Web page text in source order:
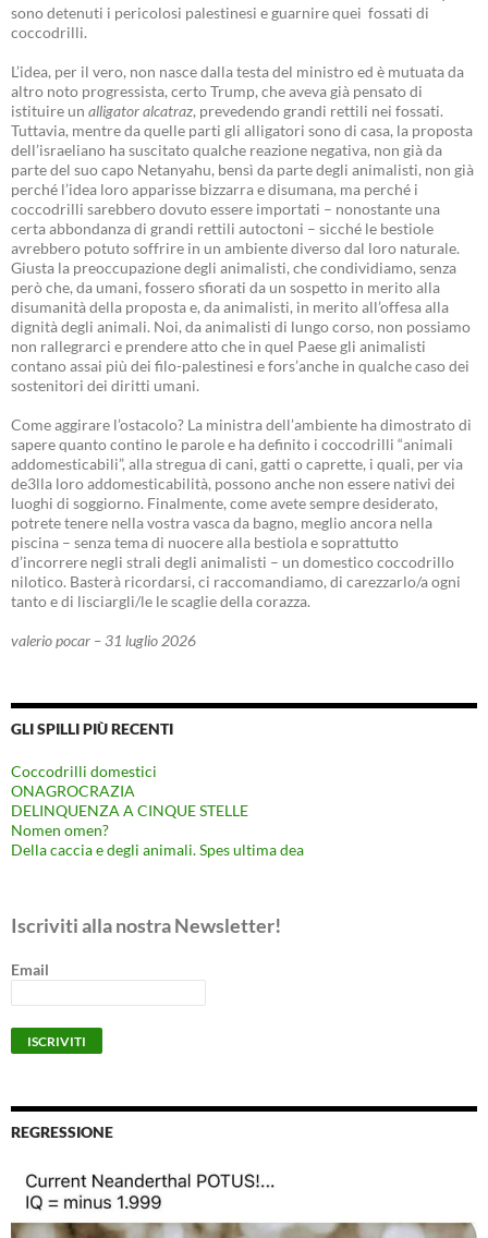
sono detenuti i pericolosi palestinesi e guarnire quei fossati di
coccodrilli.
L’idea, per il vero, non nasce dalla testa del ministro ed è mutuata da
altro noto progressista, certo Trump, che aveva già pensato di
istituire un alligator alcatraz, prevedendo grandi rettili nei fossati.
Tuttavia, mentre da quelle parti gli alligatori sono di casa, la proposta
dell’israeliano ha suscitato qualche reazione negativa, non già da
parte del suo capo Netanyahu, bensì da parte degli animalisti, non già
perché l’idea loro apparisse bizzarra e disumana, ma perché i
coccodrilli sarebbero dovuto essere importati – nonostante una
certa abbondanza di grandi rettili autoctoni – sicché le bestiole
avrebbero potuto soffrire in un ambiente diverso dal loro naturale.
Giusta la preoccupazione degli animalisti, che condividiamo, senza
però che, da umani, fossero sfiorati da un sospetto in merito alla
disumanità della proposta e, da animalisti, in merito all’offesa alla
dignità degli animali. Noi, da animalisti di lungo corso, non possiamo
non rallegrarci e prendere atto che in quel Paese gli animalisti
contano assai più dei filo-palestinesi e fors’anche in qualche caso dei
sostenitori dei diritti umani.
Come aggirare l’ostacolo? La ministra dell’ambiente ha dimostrato di
sapere quanto contino le parole e ha definito i coccodrilli “animali
addomesticabili”, alla stregua di cani, gatti o caprette, i quali, per via
de3lla loro addomesticabilità, possono anche non essere nativi dei
luoghi di soggiorno. Finalmente, come avete sempre desiderato,
potrete tenere nella vostra vasca da bagno, meglio ancora nella
piscina – senza tema di nuocere alla bestiola e soprattutto
d’incorrere negli strali degli animalisti – un domestico coccodrillo
nilotico. Basterà ricordarsi, ci raccomandiamo, di carezzarlo/a ogni
tanto e di lisciargli/le le scaglie della corazza.
valerio pocar – 31 luglio 2026
GLI SPILLI PIÙ RECENTI
Coccodrilli domestici
ONAGROCRAZIA
DELINQUENZA A CINQUE STELLE
Nomen omen?
Della caccia e degli animali. Spes ultima dea
Iscriviti alla nostra Newsletter!
Email
REGRESSIONE